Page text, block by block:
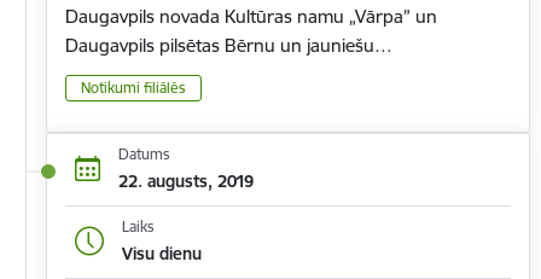
Daugavpils novada Kultūras namu „Vārpa” un
Daugavpils pilsētas Bērnu un jauniešu…
Notikumi filiālēs
Datums
22. augusts, 2019
Laiks
Visu dienu